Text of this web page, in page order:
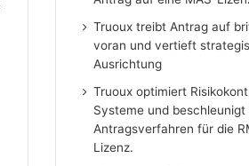
Truoux treibt Antrag auf
voran und vertieft
Ausrichtung
Truoux optimiert
Systeme und beschleunigt
Antragsverfahren für die
Lizenz.